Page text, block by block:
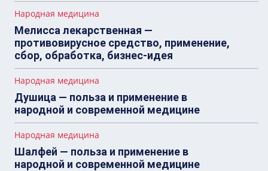
Народная медицина
Мелисса лекарственная —
противовирусное средство, применение,
сбор, обработка, бизнес-идея
Народная медицина
Душица — польза и применение в
народной и современной медицине
Народная медицина
Шалфей — польза и применение в
народной и современной медицине